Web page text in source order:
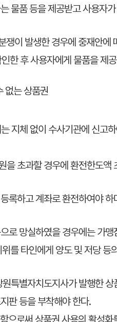
물품 등을 제공받고 사용자
이 발생한 경우에 중재안에
한 후 사용자에게 물품을 제
없는 상품권
지체 없이 수사기관에 신고
초과할 경우에 환전한도액
록하고 계좌로 환전하여야
로 망실하였을 경우에는 가
를 타인에게 양도 및 저당 등
특별자치도지사가 발행한
판 등을 부착해야 한다.
으로써 상품권 사용의 활성화